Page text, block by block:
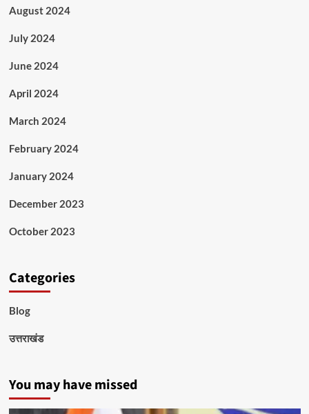
August 2024
July 2024
June 2024
April 2024
March 2024
February 2024
January 2024
December 2023
October 2023
Categories
Blog
उत्तराखंड
You may have missed